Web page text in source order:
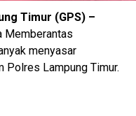
Timur (GPS) –
Memberantas
menyasar
Polres Lampung Timur.